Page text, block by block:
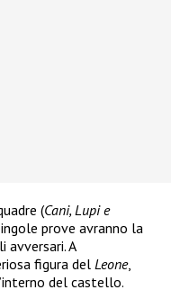
(Cani, Lupi e
prove avranno la
A
figura del Leone,
del castello.